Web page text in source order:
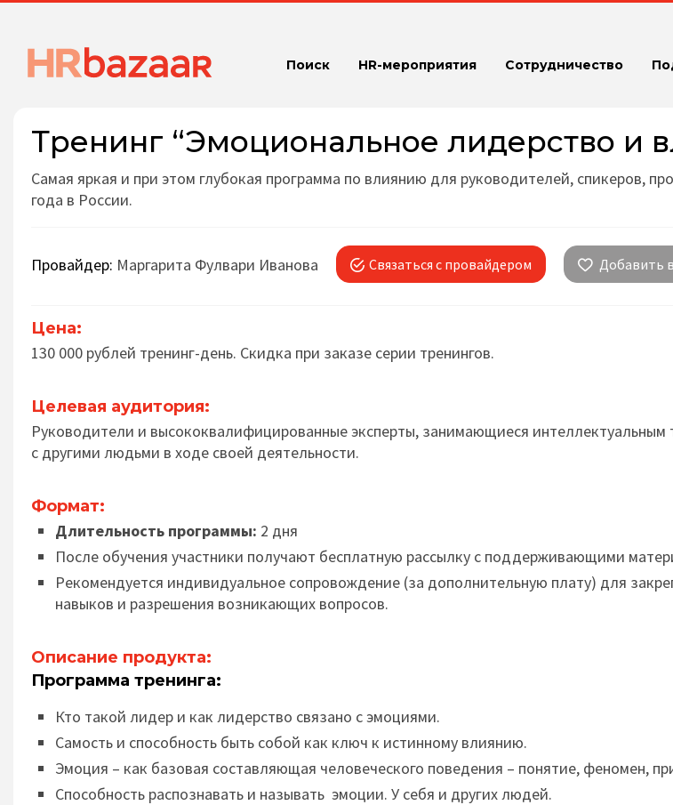
Поиск HR-мероприятия Сотрудничество
Тренинг “Эмоциональное лидерство и
Самая яркая и при этом глубокая программа по влиянию для руководителей, спикеров,
года в России.
Провайдер: Маргарита Фулвари Иванова Связаться с провайдером Добавить
Цена:
130 000 рублей тренинг-день. Скидка при заказе серии тренингов.
Целевая аудитория:
Руководители и высококвалифицированные эксперты, занимающиеся
с другими людьми в ходе своей деятельности.
Формат:
Длительность программы: 2 дня
После обучения участники получают бесплатную рассылку с поддерживающими
Рекомендуется индивидуальное сопровождение (за дополнительную плату) для
навыков и разрешения возникающих вопросов.
Описание продукта:
Программа тренинга:
Кто такой лидер и как лидерство связано с эмоциями.
Самость и способность быть собой как ключ к истинному влиянию.
Эмоция – как базовая составляющая человеческого поведения – понятие, феномен,
Способность распознавать и называть эмоции. У себя и других людей.